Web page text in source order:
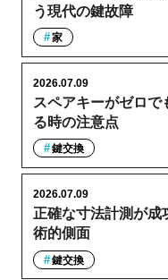
う現代の鍵故障
家
スペアキーがゼロ
る時の注意点
2026.07.09
鍵交換
正確な寸法計測が成
術的側面
2026.07.09
鍵交換